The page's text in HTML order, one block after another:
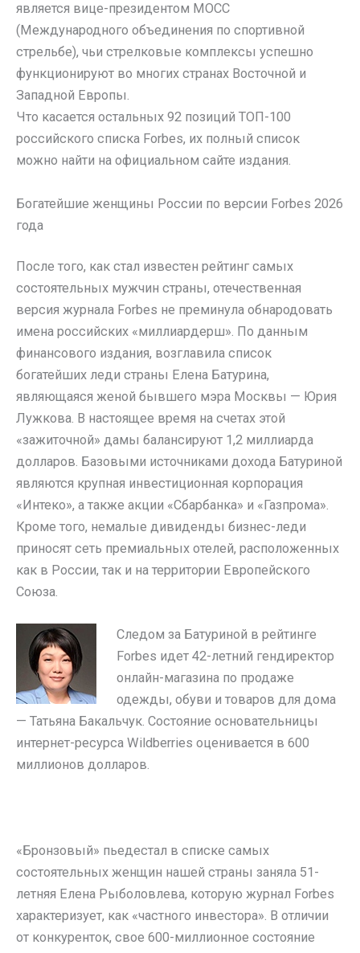
является вице-президентом МОСС
(Международного объединения по спортивной
стрельбе), чьи стрелковые комплексы успешно
функционируют во многих странах Восточной и
Западной Европы.
Что касается остальных 92 позиций ТОП-100
российского списка Forbes, их полный список
можно найти на официальном сайте издания.
Богатейшие женщины России по версии Forbes 2026
года
После того, как стал известен рейтинг самых
состоятельных мужчин страны, отечественная
версия журнала Forbes не преминула обнародовать
имена российских «миллиардерш». По данным
финансового издания, возглавила список
богатейших леди страны Елена Батурина,
являющаяся женой бывшего мэра Москвы — Юрия
Лужкова. В настоящее время на счетах этой
«зажиточной» дамы балансируют 1,2 миллиарда
долларов. Базовыми источниками дохода Батуриной
являются крупная инвестиционная корпорация
«Интеко», а также акции «Сбарбанка» и «Газпрома».
Кроме того, немалые дивиденды бизнес-леди
приносят сеть премиальных отелей, расположенных
как в России, так и на территории Европейского
Союза.
Следом за Батуриной в рейтинге
Forbes идет 42-летний гендиректор
онлайн-магазина по продаже
одежды, обуви и товаров для дома
— Татьяна Бакальчук. Состояние основательницы
интернет-ресурса Wildberries оценивается в 600
миллионов долларов.
«Бронзовый» пьедестал в списке самых
состоятельных женщин нашей страны заняла 51-
летняя Елена Рыболовлева, которую журнал Forbes
характеризует, как «частного инвестора». В отличии
от конкуренток, свое 600-миллионное состояние